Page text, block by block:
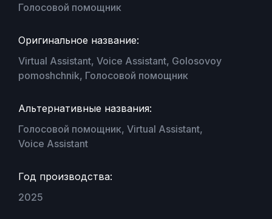
Голосовой помощник
Оригинальное название:
Virtual Assistant, Voice Assistant, Golosovoy
pomoshchnik, Голосовой помощник
Альтернативные названия:
Голосовой помощник, Virtual Assistant,
Voice Assistant
Год производства:
2025